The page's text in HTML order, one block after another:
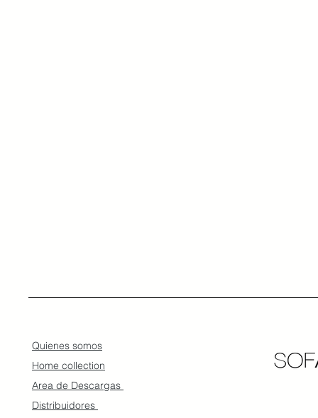
Quienes somos
Home collection
Area de Descargas
Distribuidores